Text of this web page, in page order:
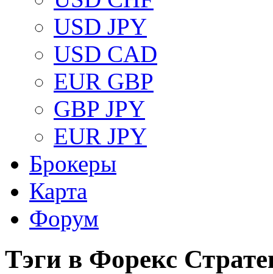
USD JPY
USD CAD
EUR GBP
GBP JPY
EUR JPY
Брокеры
Карта
Форум
Тэги в Форекс